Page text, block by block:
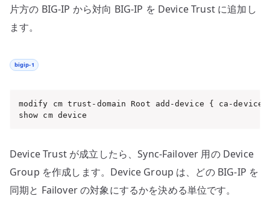
片方の BIG-IP から対向 BIG-IP を Device Trust に追加し
ます。
bigip-1
modify cm trust-domain Root add-device { ca-device
show cm device
Device Trust が成立したら、Sync-Failover 用の Device
Group を作成します。Device Group は、どの BIG-IP を
同期と Failover の対象にするかを決める単位です。